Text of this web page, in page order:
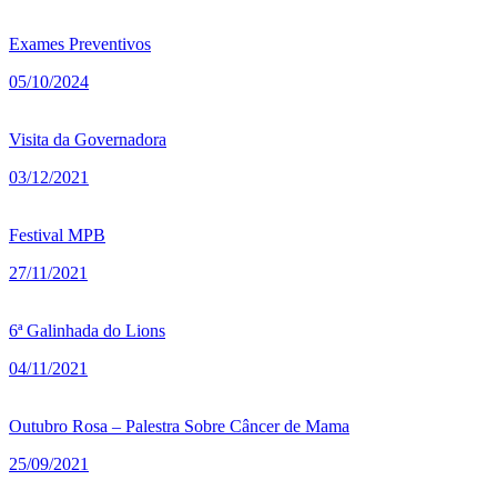
Exames Preventivos
05/10/2024
Visita da Governadora
03/12/2021
Festival MPB
27/11/2021
6ª Galinhada do Lions
04/11/2021
Outubro Rosa – Palestra Sobre Câncer de Mama
25/09/2021